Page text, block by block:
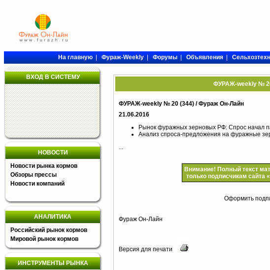
На главную|Фураж-Weekly|Форумы|Объявления|
ВХОД В СИСТЕМУ
НОВОСТИ
Новости рынка кормов
Обзоры прессы
Новости компаний
АНАЛИТИКА
Российский рынок кормов
Мировой рынок кормов
ИНСТРУМЕНТЫ РЫНКА
ФУРАЖ-weekly №
ФУРАЖ-weekly № 20 (344) /Фураж Он-Лайн
21.06.2016
Рынок фуражных зерновых РФ: Спрос
Анализ спроса-предложения на фуражные
...
Внимание! Полный текст
только подписчикам сайта
Оформить
Фураж Он-Лайн
Версия для печати